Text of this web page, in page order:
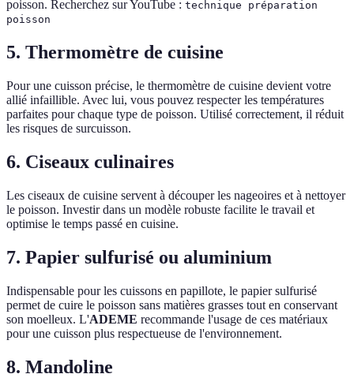
poisson. Recherchez sur YouTube : technique préparation
poisson
5. Thermomètre de cuisine
Pour une cuisson précise, le thermomètre de cuisine devient votre
allié infaillible. Avec lui, vous pouvez respecter les températures
parfaites pour chaque type de poisson. Utilisé correctement, il réduit
les risques de surcuisson.
6. Ciseaux culinaires
Les ciseaux de cuisine servent à découper les nageoires et à nettoyer
le poisson. Investir dans un modèle robuste facilite le travail et
optimise le temps passé en cuisine.
7. Papier sulfurisé ou aluminium
Indispensable pour les cuissons en papillote, le papier sulfurisé
permet de cuire le poisson sans matières grasses tout en conservant
son moelleux. L'ADEME recommande l'usage de ces matériaux
pour une cuisson plus respectueuse de l'environnement.
8. Mandoline